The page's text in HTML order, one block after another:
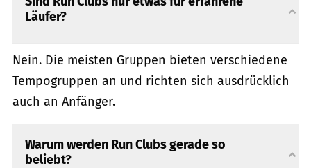
Läufer?
Nein. Die meisten Gruppen bieten verschiedene
Tempogruppen an und richten sich ausdrücklich
auch an Anfänger.
Warum werden Run Clubs gerade so
beliebt?